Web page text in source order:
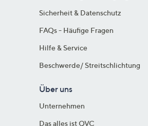
Sicherheit & Datenschutz
FAQs - Häufige Fragen
Hilfe & Service
Beschwerde/ Streitschlichtung
Über uns
Unternehmen
Das alles ist QVC